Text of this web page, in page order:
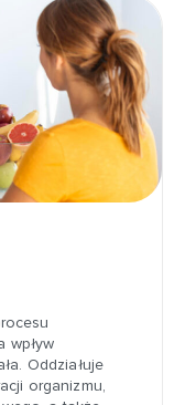
wpływ
Oddziałuje
organizmu,